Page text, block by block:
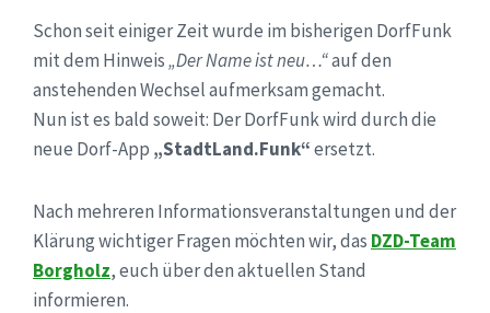
Schon seit einiger Zeit wurde im bisherigen DorfFunk
mit dem Hinweis„Der Name ist neu…“auf den
anstehenden Wechsel aufmerksam gemacht.
Nun ist es bald soweit: Der DorfFunk wird durch die
neue Dorf-App „StadtLand.Funk“ersetzt.
Nach mehreren Informationsveranstaltungen und der
Klärung wichtiger Fragen möchten wir, das DZD-Team
Borgholz, euch über den aktuellen Stand
informieren.